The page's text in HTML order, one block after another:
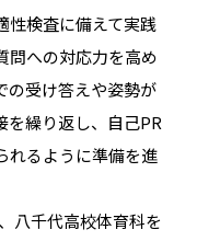
性検査に備えて実践
問への対応力を高め
の受け答えや姿勢が
を繰り返し、自己PR
れるように準備を進
八千代高校体育科を